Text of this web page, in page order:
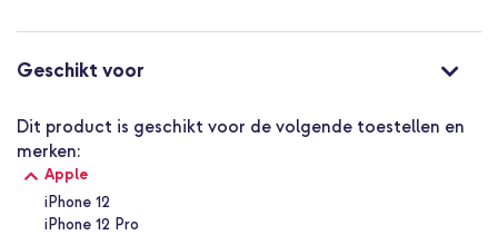
bij de hand. De hoes heeft ruimte voor 3 pasjes en briefgeld.
heb je een veilige opbergplek voor bijvoorbeeld je bankpas, ID
Dagelijkse bescherming van je smartphone
Aan de binnenkant van de bookcase is een schokabsorberende
siliconen houder bevestigd, wat zorgt voor extra bescherming aan
je smartphone bij een val of stoot. Daarnaast bieden de verhoogde
randen extra bescherming aan de camera en display van je
Geschikt voor
Dit product is geschikt voor de volgende toestellen en
merken:
Apple
iPhone 12
iPhone 12 Pro